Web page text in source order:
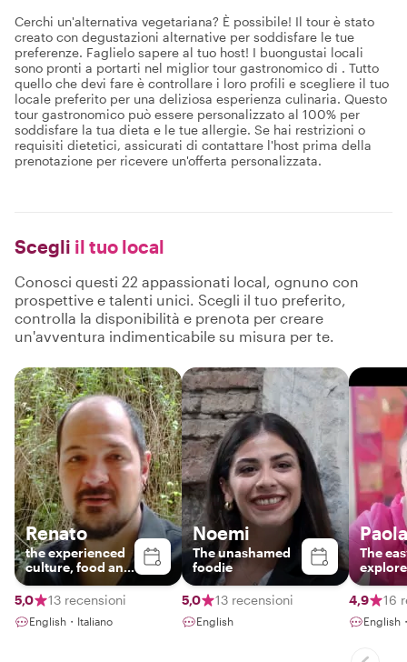
Cerchi un'alternativa vegetariana? È possibile! Il tour è stato
creato con degustazioni alternative per soddisfare le tue
preferenze. Faglielo sapere al tuo host! I buongustai locali
sono pronti a portarti nel miglior tour gastronomico di . Tutto
quello che devi fare è controllare i loro profili e scegliere il tuo
locale preferito per una deliziosa esperienza culinaria. Questo
tour gastronomico può essere personalizzato al 100% per
soddisfare la tua dieta e le tue allergie. Se hai restrizioni o
requisiti dietetici, assicurati di contattare l'host prima della
prenotazione per ricevere un'offerta personalizzata.
Scegli il tuo local
Conosci questi 22 appassionati local, ognuno con
prospettive e talenti unici. Scegli il tuo preferito,
controlla la disponibilità e prenota per creare
un'avventura indimenticabile su misura per te.
Renato
the experienced
culture, food and
music lover
5,0
13 recensioni
English・Italiano
Noemi
The unashamed
foodie
5,0 13 recensioni
English
Paola
The
4,9 16
English